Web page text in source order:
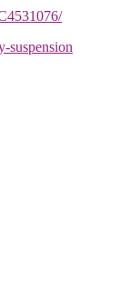
suspension